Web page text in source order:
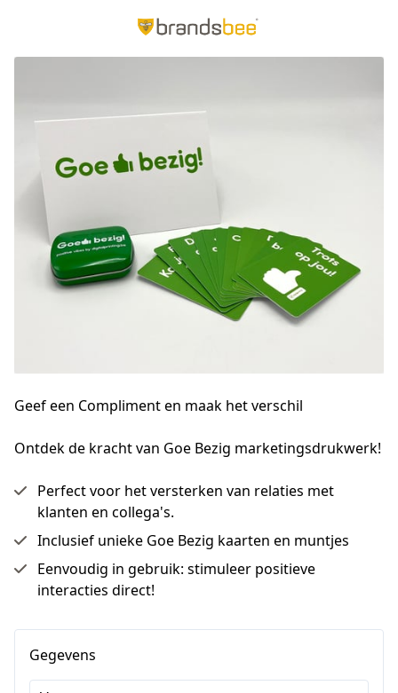
Geef een Compliment en maak het verschil
Ontdek de kracht van Goe Bezig marketingsdrukwerk!
Perfect voor het versterken van relaties met
klanten en collega's.
Inclusief unieke Goe Bezig kaarten en muntjes
Eenvoudig in gebruik: stimuleer positieve
interacties direct!
Gegevens